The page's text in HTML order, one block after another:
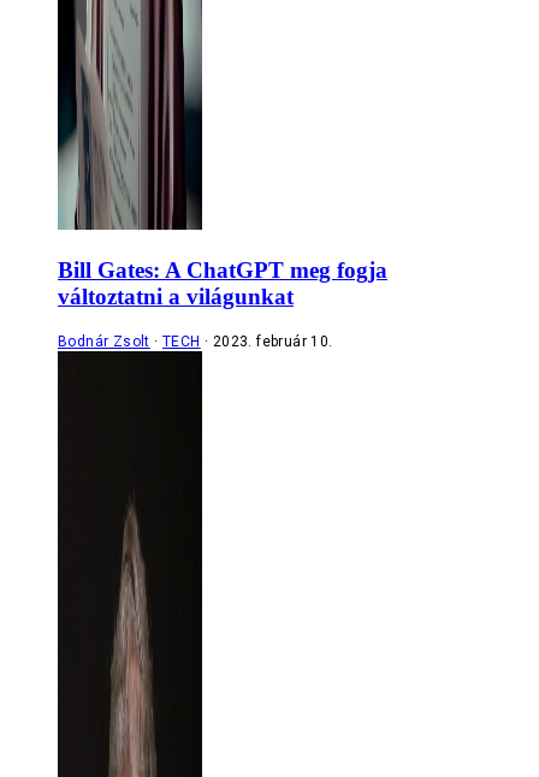
Bill Gates: A ChatGPT meg fogja
változtatni a világunkat
Bodnár Zsolt TECH 2023. február 10.